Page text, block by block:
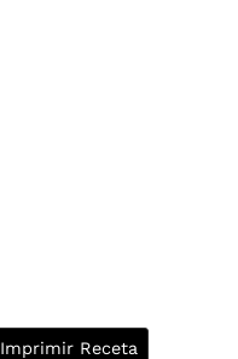
Imprimir Receta